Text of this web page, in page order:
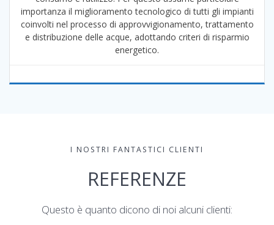
importanza il miglioramento tecnologico di tutti gli impianti
coinvolti nel processo di approvvigionamento, trattamento
e distribuzione delle acque, adottando criteri di risparmio
energetico.
I NOSTRI FANTASTICI CLIENTI
REFERENZE
Questo è quanto dicono di noi alcuni clienti: